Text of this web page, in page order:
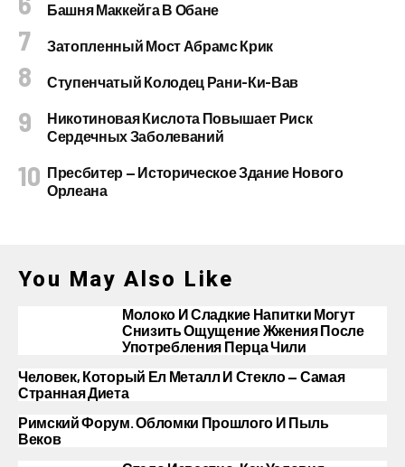
Башня Маккейга В Обане
Затопленный Мост Абрамс Крик
Ступенчатый Колодец Рани-Ки-Вав
Никотиновая Кислота Повышает Риск
Сердечных Заболеваний
Пресбитер — Историческое Здание Нового
Орлеана
You May Also Like
Молоко И Сладкие Напитки Могут
Снизить Ощущение Жжения После
Употребления Перца Чили
Человек, Который Ел Металл И Стекло — Самая
Странная Диета
Римский Форум. Обломки Прошлого И Пыль
Веков